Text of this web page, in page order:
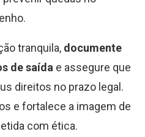
tranquila, documente
de saída e assegure que
direitos no prazo legal.
e fortalece a imagem de
com ética.